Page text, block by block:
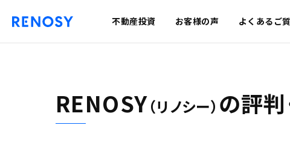
不動産投資 お客様の声 よくあるご
RENOSY（リノシー） の評判